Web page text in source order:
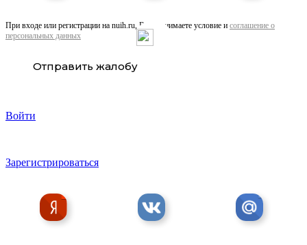
Гвоздь F30 для пневматического пистолета в . ..
При входе или регистрации на nuih.ru, Вы принимаете условие и соглашение о
персональных данных
Отправить жалобу
Войти
Зарегистрироваться